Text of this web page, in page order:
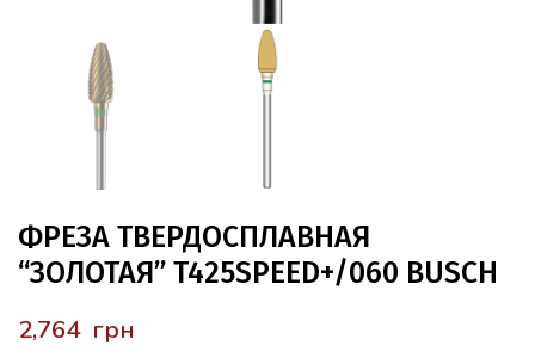
ФРЕЗА ТВЕРДОСПЛАВНАЯ
“ЗОЛОТАЯ” T425SPEED+/060 BUSCH
грн